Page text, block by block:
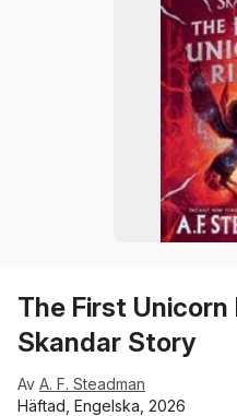
The First
Skandar Story
Av A. F. Steadman
Häftad, Engelska, 2026